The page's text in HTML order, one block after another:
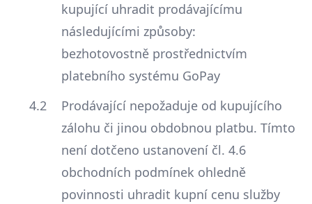
kupující uhradit prodávajícímu
následujícími způsoby:
bezhotovostně prostřednictvím
platebního systému GoPay
Prodávající nepožaduje od kupujícího
zálohu či jinou obdobnou platbu. Tímto
není dotčeno ustanovení čl. 4.6
obchodních podmínek ohledně
povinnosti uhradit kupní cenu služby